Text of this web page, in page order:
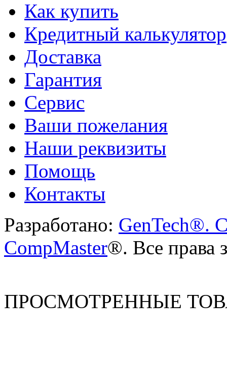
Как купить
Кредитный калькулятор
Доставка
Гарантия
Сервис
Ваши пожелания
Наши реквизиты
Помощь
Контакты
Разработано: GenTech®.
CompMaster®. Все права
ПРОСМОТРЕННЫЕ